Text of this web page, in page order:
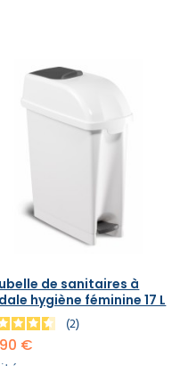
de sanitaires à
hygiène féminine 17 L
2
€